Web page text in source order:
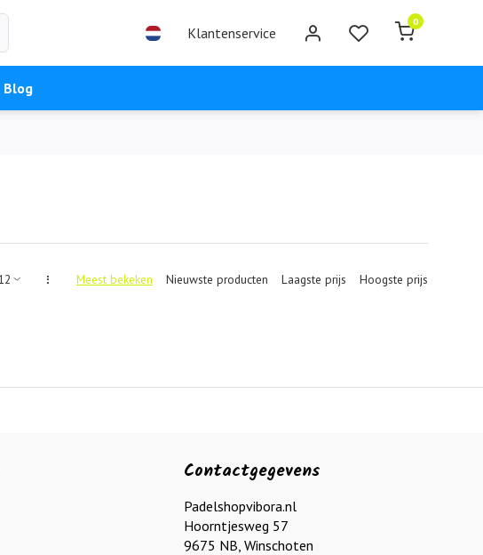
Klantenservice
0
Blog
Meest bekeken Nieuwste producten Laagste prijs Hoogste prijs
Contactgegevens
Padelshopvibora.nl
Hoorntjesweg 57
9675 NB, Winschoten